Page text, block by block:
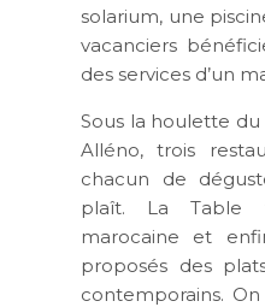
solarium, une
vacanciers
des services d’un
Sous la houlette
Alléno, trois
chacun de
plaît. La Table
marocaine et
proposés des
contemporains.